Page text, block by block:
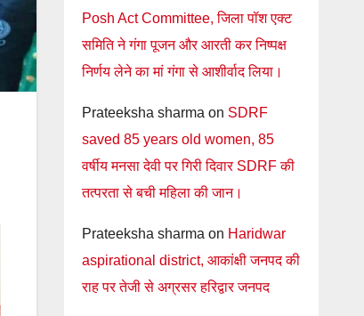
Posh Act Committee, जिला पॉश एक्ट
समिति ने गंगा पूजन और आरती कर निष्पक्ष
निर्णय लेने का मां गंगा से आशीर्वाद लिया।
Prateeksha sharma on SDRF
saved 85 years old women, 85
वर्षीय मनसा देवी पर गिरी दिवार SDRF की
तत्परता से बची महिला की जान।
Prateeksha sharma on Haridwar
aspirational district, आकांक्षी जनपद की
राह पर तेजी से अग्रसर हरिद्वार जनपद